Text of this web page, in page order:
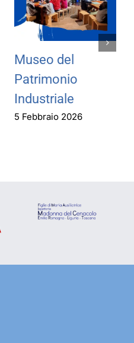
Museo del
Patrimonio
Industriale
5 Febbraio 2026